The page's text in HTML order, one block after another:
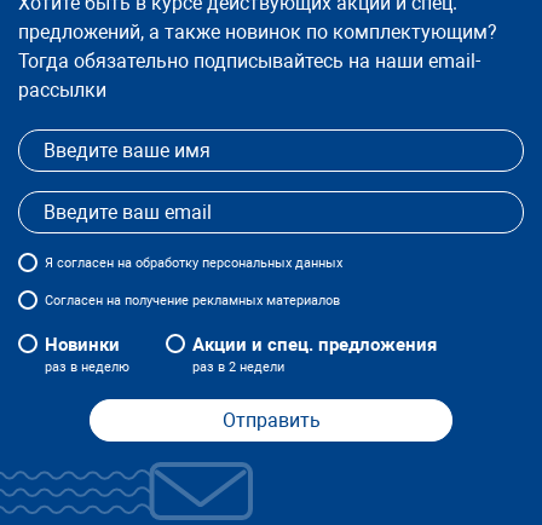
предложений, а также новинок по комплектующим?
Тогда обязательно подписывайтесь на наши email-
рассылки
Я согласен на обработку персональных данных
Согласен на получение рекламных материалов
Новинки
раз в неделю
Акции и спец. предложения
раз в 2 недели
Отправить